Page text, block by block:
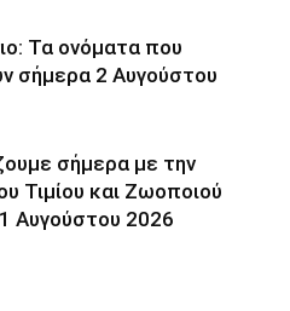
Τα ονόματα που
σήμερα 2 Αυγούστου
σήμερα με την
Τιμίου και Ζωοποιού
Αυγούστου 2026